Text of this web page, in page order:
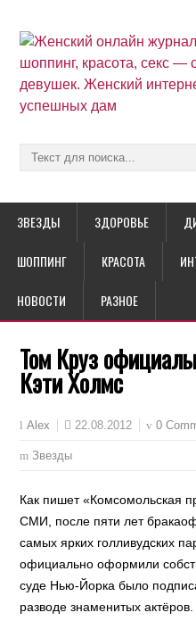
ЗВЕЗДЫ ЗДОРОВЬЕ
ШОППИНГ КРАСОТА
НОВОСТИ РАЗНОЕ
Том Круз
Кэти Холмс
Alex 22.08.2012 0
Звезды
Как пишет «Комсомольская
СМИ, после пяти лет
самых ярких голливудских
официально оформили
суде Нью-Йорка было
разводе знаменитых актёров.